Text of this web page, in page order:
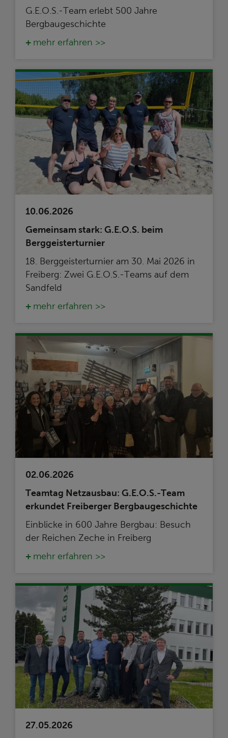
G.E.O.S.-Team erlebt 500 Jahre
Bergbaugeschichte
mehr erfahren >>
10.06.2026
Gemeinsam stark: G.E.O.S. beim
Berggeisterturnier
18. Berggeisterturnier am 30. Mai 2026 in
Freiberg: Zwei G.E.O.S.-Teams auf dem
Sandfeld
mehr erfahren >>
02.06.2026
Teamtag Netzausbau: G.E.O.S.-Team
erkundet Freiberger Bergbaugeschichte
Einblicke in 600 Jahre Bergbau: Besuch
der Reichen Zeche in Freiberg
mehr erfahren >>
27.05.2026